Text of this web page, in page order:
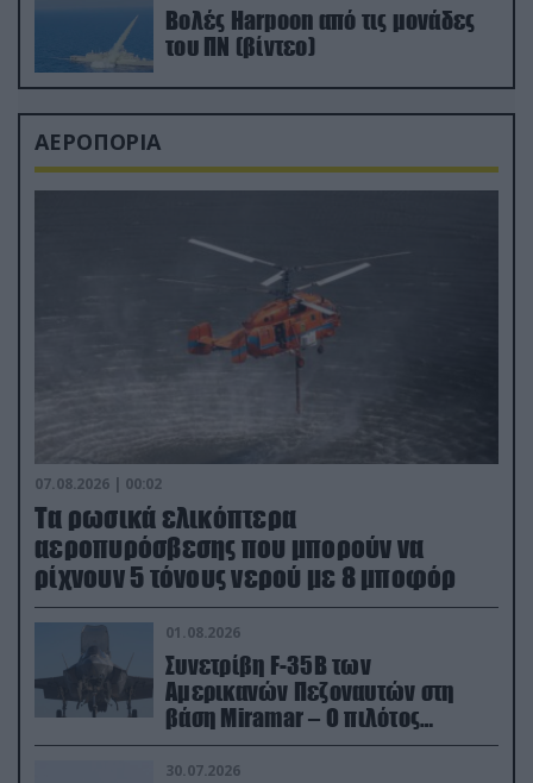
Βολές Harpoon από τις μονάδες
του ΠΝ (βίντεο)
ΑΕΡΟΠΟΡΙΑ
07.08.2026 | 00:02
Τα ρωσικά ελικόπτερα
αεροπυρόσβεσης που μπορούν να
ρίχνουν 5 τόνους νερού με 8 μποφόρ
01.08.2026
Συνετρίβη F-35B των
Αμερικανών Πεζοναυτών στη
βάση Miramar – Ο πιλότος
εκτινάχθηκε εγκαίρως
30.07.2026